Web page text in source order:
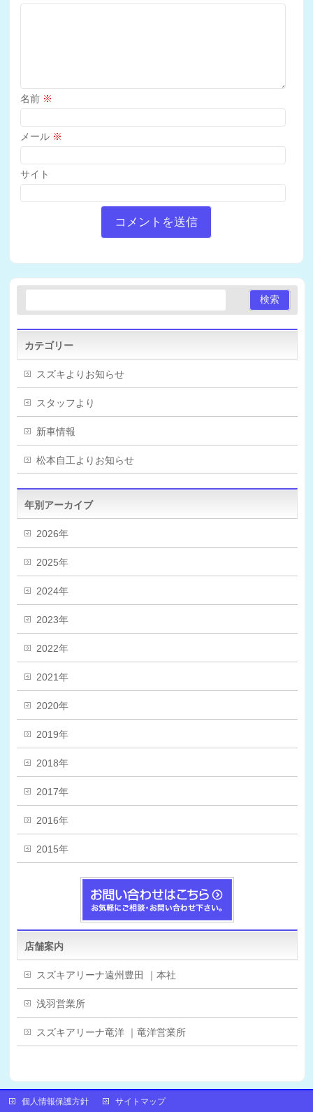
名前 ※
メール ※
サイト
カテゴリー
スズキよりお知らせ
スタッフより
新車情報
松本自工よりお知らせ
年別アーカイブ
2026年
2025年
2024年
2023年
2022年
2021年
2020年
2019年
2018年
2017年
2016年
2015年
店舗案内
スズキアリーナ遠州豊田 ｜本社
浅羽営業所
スズキアリーナ竜洋 ｜竜洋営業所
個人情報保護方針 サイトマップ